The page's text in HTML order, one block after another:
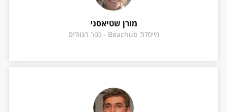
מורן שטיאסני
מייסדת Beachub - כפר הנוודים